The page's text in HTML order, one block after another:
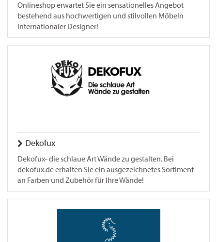
Onlineshop erwartet Sie ein sensationelles Angebot
bestehend aus hochwertigen und stilvollen Möbeln
internationaler Designer!
Dekofux
Dekofux- die schlaue Art Wände zu gestalten. Bei
dekofux.de erhalten Sie ein ausgezeichnetes Sortiment
an Farben und Zubehör für Ihre Wände!